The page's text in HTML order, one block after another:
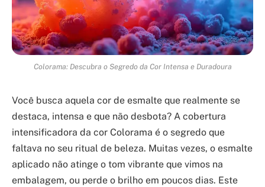
Colorama: Descubra o Segredo da Cor Intensa e Duradoura
Você busca aquela cor de esmalte que realmente se
destaca, intensa e que não desbota? A cobertura
intensificadora da cor Colorama é o segredo que
faltava no seu ritual de beleza. Muitas vezes, o esmalte
aplicado não atinge o tom vibrante que vimos na
embalagem, ou perde o brilho em poucos dias. Este